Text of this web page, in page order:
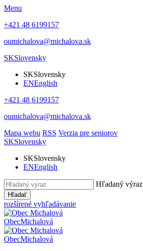
Menu
+421 48 6199157
oumichalova@michalova.sk
SKSlovensky
SKSlovensky
ENEnglish
+421 48 6199157
oumichalova@michalova.sk
Mapa webu RSS Verzia pre seniorov
SKSlovensky
SKSlovensky
ENEnglish
Hľadaný výraz
Hľadať
rozšírené vyhľadávanie
ObecMichalová
ObecMichalová